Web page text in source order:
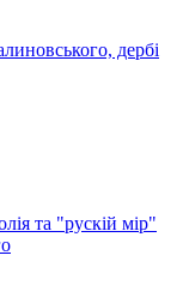
дербі
та "рускій мір"